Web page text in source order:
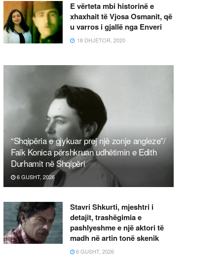
E vërteta mbi historinë e
xhaxhait të Vjosa Osmanit, që
u varros i gjallë nga Enveri
18 DHJETOR, 2020
“Shqipëria e gjykuar prej një zonje angleze”/
Faik Konica përshkruan udhëtimin e Edith
Durhamit në Shqipëri
6 GUSHT, 2026
Stavri Shkurti, mjeshtri i
detajit, trashëgimia e
pashlyeshme e një aktori të
madh në artin tonë skenik
6 GUSHT, 2026